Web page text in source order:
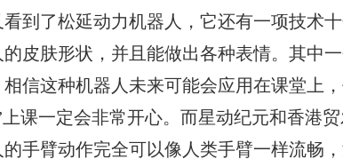
到了松延动力机器人，它还有一项技术
皮肤形状，并且能做出各种表情。其中
信这种机器人未来可能会应用在课堂上
课一定会非常开心。而星动纪元和香港
手臂动作完全可以像人类手臂一样流畅